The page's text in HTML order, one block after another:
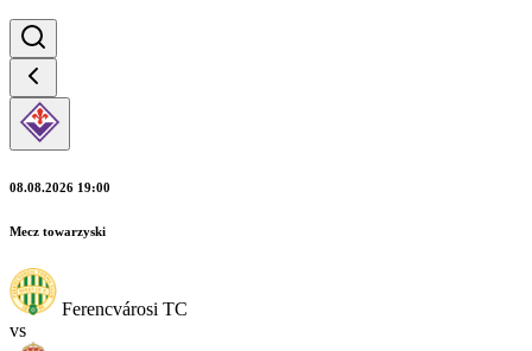
08.08.2026 19:00
Mecz towarzyski
Ferencvárosi TC
vs